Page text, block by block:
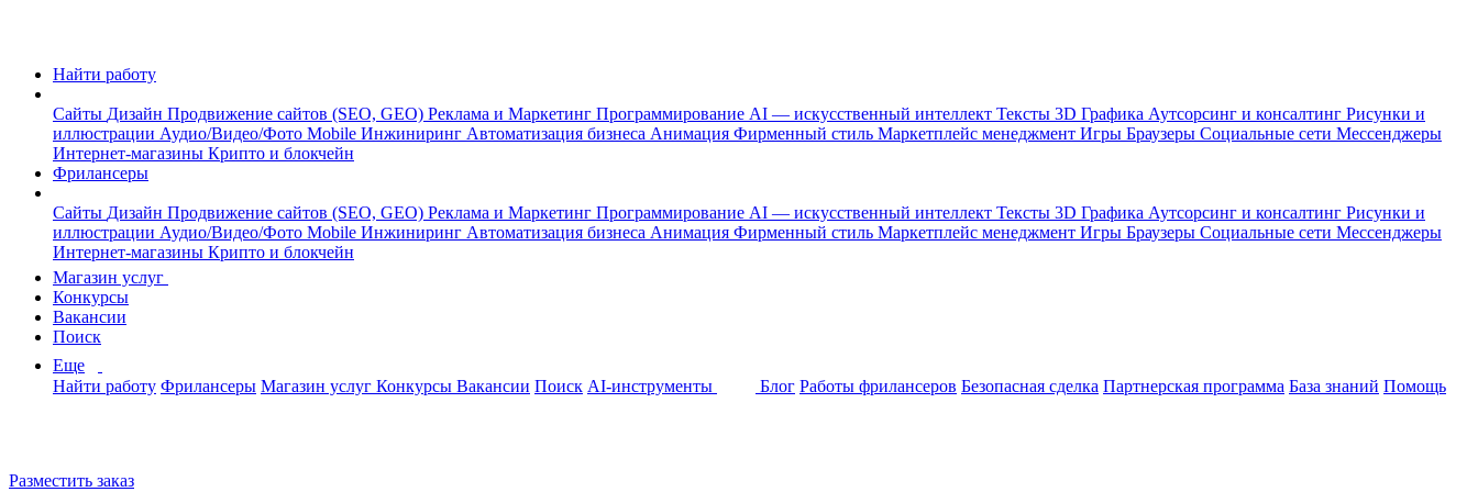
Найти работу
Сайты Дизайн Продвижение сайтов (SEO, GEO) Реклама и Маркетинг Программирование AI — искусственный интеллект Тексты 3D Графика Аутсорсинг и консалтинг Рисунки и
иллюстрации Аудио/Видео/Фото Mobile Инжиниринг Автоматизация бизнеса Анимация Фирменный стиль Маркетплейс менеджмент Игры Браузеры Социальные сети Мессенджеры
Интернет-магазины Крипто и блокчейн
Фрилансеры
Сайты Дизайн Продвижение сайтов (SEO, GEO) Реклама и Маркетинг Программирование AI — искусственный интеллект Тексты 3D Графика Аутсорсинг и консалтинг Рисунки и
иллюстрации Аудио/Видео/Фото Mobile Инжиниринг Автоматизация бизнеса Анимация Фирменный стиль Маркетплейс менеджмент Игры Браузеры Социальные сети Мессенджеры
Интернет-магазины Крипто и блокчейн
Магазин услуг
Конкурсы
Вакансии
Поиск
Еще
Найти работу Фрилансеры Магазин услуг Конкурсы Вакансии Поиск AI-инструменты Блог Работы фрилансеров Безопасная сделка Партнерская программа База знаний Помощь
Разместить заказ